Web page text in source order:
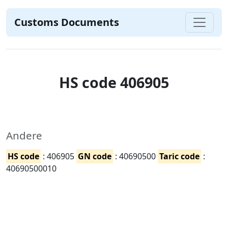
Customs Documents
HS code 406905
Andere
HS code : 406905 GN code : 40690500 Taric code :
40690500010